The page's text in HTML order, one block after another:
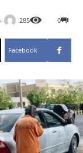
0
285
Facebook